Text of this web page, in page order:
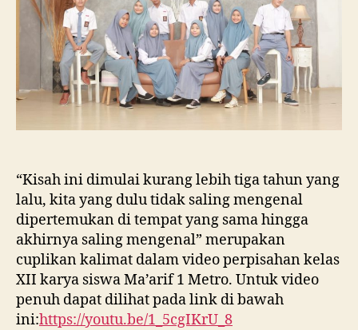
“Kisah ini dimulai kurang lebih tiga tahun yang
lalu, kita yang dulu tidak saling mengenal
dipertemukan di tempat yang sama hingga
akhirnya saling mengenal” merupakan
cuplikan kalimat dalam video perpisahan kelas
XII karya siswa Ma’arif 1 Metro. Untuk video
penuh dapat dilihat pada link di bawah
ini:https://youtu.be/1_5cgIKrU_8